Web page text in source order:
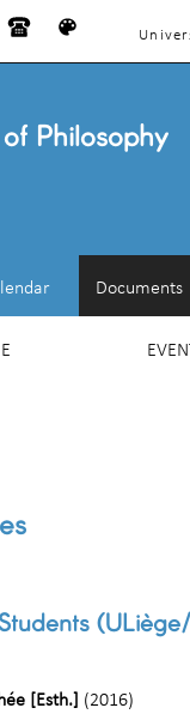
Philosophy
Documents
[Esth.] (2016)